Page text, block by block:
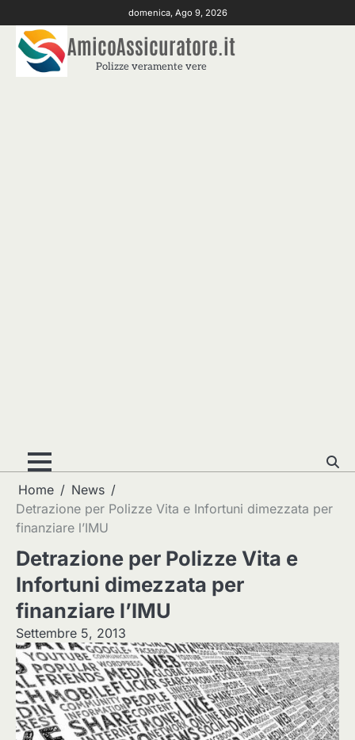
to
content
domenica, Ago 9, 2026
AmicoAssicuratore.it
Polizze veramente vere
Home
News
Detrazione per Polizze Vita e Infortuni dimezzata per
finanziare l’IMU
Detrazione per Polizze Vita e
Infortuni dimezzata per
finanziare l’IMU
Settembre 5, 2013